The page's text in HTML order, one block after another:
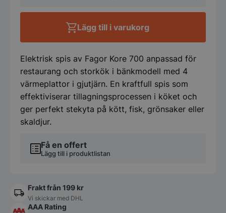
runda
Få en offert
Lägg till i produktlistan
Lägg till i varukorg
Elektrisk spis av Fagor Kore 700 anpassad för
restaurang och storkök i bänkmodell med 4
värmeplattor i gjutjärn. En kraftfull spis som
effektiviserar tillagningsprocessen i köket och
ger perfekt stekyta på kött, fisk, grönsaker eller
skaldjur.
Frakt från 199 kr
Vi skickar med DHL
AAA Rating